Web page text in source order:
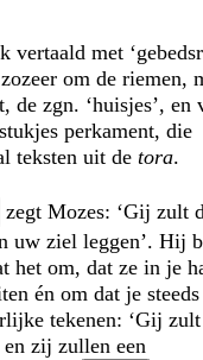
vertaald met
om de riemen,
de zgn. ‘huisjes’, en
perkament, die
teksten uit de tora.
zegt Mozes: ‘Gij zult
uw ziel leggen’. Hij
het om, dat ze in je
én om dat je
tekenen: ‘Gij
zij zullen een